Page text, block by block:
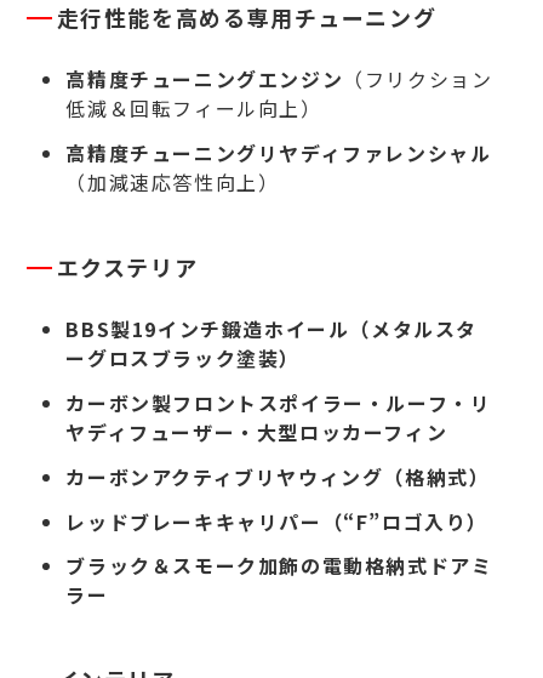
走行性能を高める専用チューニング
高精度チューニングエンジン （フリクション
低減＆回転フィール向上）
高精度チューニングリヤディファレンシャル
（加減速応答性向上）
エクステリア
BBS製19インチ鍛造ホイール（メタルスタ
ーグロスブラック塗装）
カーボン製フロントスポイラー・ルーフ・リ
ヤディフューザー・大型ロッカーフィン
カーボンアクティブリヤウィング（格納式）
レッドブレーキキャリパー（“F”ロゴ入り）
ブラック＆スモーク加飾の電動格納式ドアミ
ラー